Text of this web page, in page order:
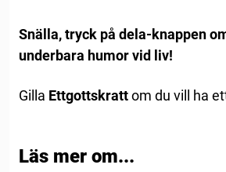
Snälla, tryck på dela-knappen
underbara humor vid liv!
Gilla Ettgottskrattom du vill ha
Läs mer om...